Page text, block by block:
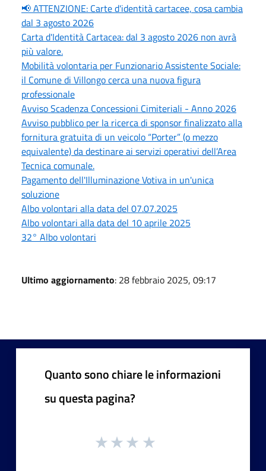
📢 ATTENZIONE: Carte d'identità cartacee, cosa cambia
dal 3 agosto 2026
Carta d'Identità Cartacea: dal 3 agosto 2026 non avrà
più valore.
Mobilità volontaria per Funzionario Assistente Sociale:
il Comune di Villongo cerca una nuova figura
professionale
Avviso Scadenza Concessioni Cimiteriali - Anno 2026
Avviso pubblico per la ricerca di sponsor finalizzato alla
fornitura gratuita di un veicolo “Porter” (o mezzo
equivalente) da destinare ai servizi operativi dell’Area
Tecnica comunale.
Pagamento dell'Illuminazione Votiva in un'unica
soluzione
Albo volontari alla data del 07.07.2025
Albo volontari alla data del 10 aprile 2025
32° Albo volontari
Ultimo aggiornamento: 28 febbraio 2025, 09:17
Quanto sono chiare le informazioni
su questa pagina?